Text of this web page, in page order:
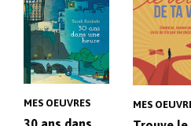
MES OEUVRES MES